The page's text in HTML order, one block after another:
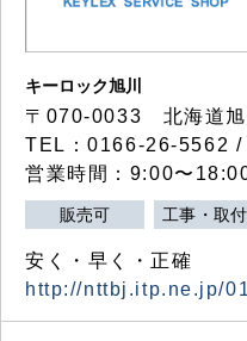
キーロック旭川
〒070-0033 北海道旭
TEL：0166-26-5562
営業時間：9:00〜
販売可 工事・取
安く・早く・正確
http://nttbj.itp.ne.jp/